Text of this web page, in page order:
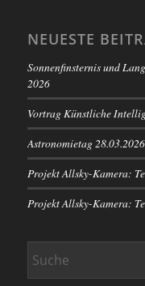
NEUESTE
Sonnenfinsternis und
2026
Vortrag Künstliche
Astronomietag 28.03.2026
Projekt Allsky-Kamera:
Projekt Allsky-Kamera: